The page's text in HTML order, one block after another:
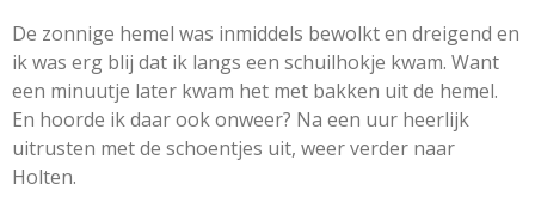
De zonnige hemel was inmiddels bewolkt en dreigend en
ik was erg blij dat ik langs een schuilhokje kwam. Want
een minuutje later kwam het met bakken uit de hemel.
En hoorde ik daar ook onweer? Na een uur heerlijk
uitrusten met de schoentjes uit, weer verder naar
Holten.